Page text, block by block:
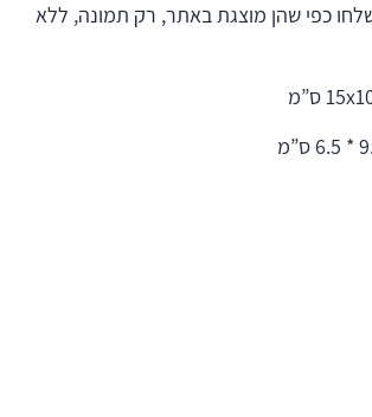
כפי שהן מוצגת באתר, רק תמונה, ללא